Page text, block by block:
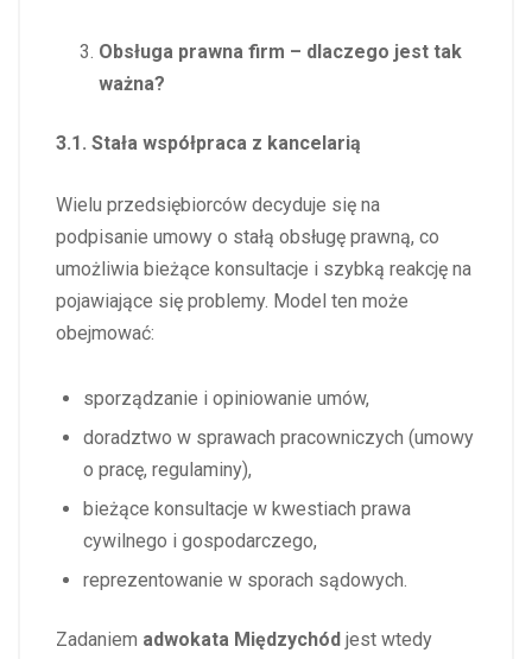
Obsługa prawna firm – dlaczego jest tak
ważna?
3.1. Stała współpraca z kancelarią
Wielu przedsiębiorców decyduje się na
podpisanie umowy o stałą obsługę prawną, co
umożliwia bieżące konsultacje i szybką reakcję na
pojawiające się problemy. Model ten może
obejmować:
sporządzanie i opiniowanie umów,
doradztwo w sprawach pracowniczych (umowy
o pracę, regulaminy),
bieżące konsultacje w kwestiach prawa
cywilnego i gospodarczego,
reprezentowanie w sporach sądowych.
Zadaniem adwokata Międzychód jest wtedy